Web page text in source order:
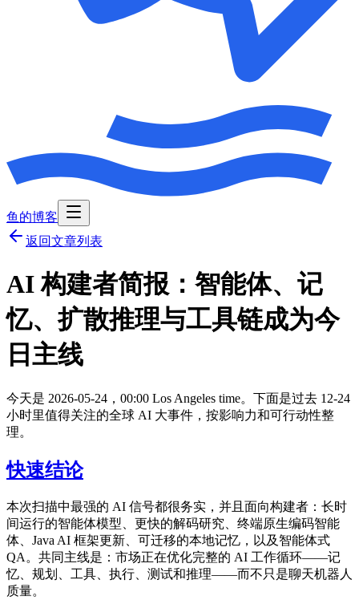
鱼的博客
返回文章列表
AI 构建者简报：智能体、记
忆、扩散推理与工具链成为今
日主线
今天是 2026-05-24，00:00 Los Angeles time。下面是过去 12-24
小时里值得关注的全球 AI 大事件，按影响力和可行动性整
理。
快速结论
本次扫描中最强的 AI 信号都很务实，并且面向构建者：长时
间运行的智能体模型、更快的解码研究、终端原生编码智能
体、Java AI 框架更新、可迁移的本地记忆，以及智能体式
QA。共同主线是：市场正在优化完整的 AI 工作循环——记
忆、规划、工具、执行、测试和推理——而不只是聊天机器人
质量。